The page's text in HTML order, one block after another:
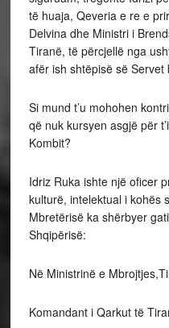
të huaja, Qeveria e re e
Delvina dhe Ministri i
Tiranë, të përcjellë nga
afër ish shtëpisë së Servet
Si mund t’u mohohen
që nuk kursyen asgjë për
Kombit?
Idriz Ruka ishte një oficer
kulturë, intelektual i kohës
Mbretërisë ka shërbyer
Shqipërisë:
Në Ministrinë e
Komandant i Qarkut të